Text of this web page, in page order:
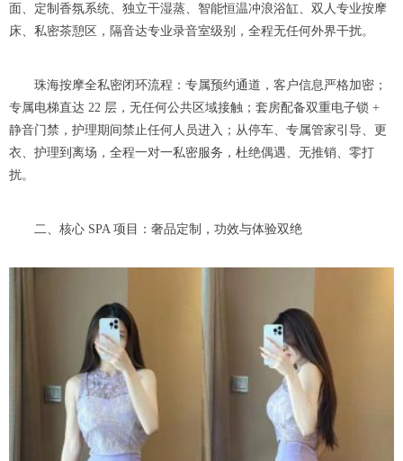
面、定制香氛系统、独立干湿蒸、智能恒温冲浪浴缸、双人专业按摩
床、私密茶憩区，隔音达专业录音室级别，全程无任何外界干扰。
珠海按摩全私密闭环流程：专属预约通道，客户信息严格加密；
专属电梯直达 22 层，无任何公共区域接触；套房配备双重电子锁 +
静音门禁，护理期间禁止任何人员进入；从停车、专属管家引导、更
衣、护理到离场，全程一对一私密服务，杜绝偶遇、无推销、零打
扰。
二、核心 SPA 项目：奢品定制，功效与体验双绝